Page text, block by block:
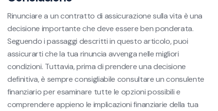
Rinunciare a un contratto di assicurazione sulla vita è una
decisione importante che deve essere ben ponderata.
Seguendo i passaggi descritti in questo articolo, puoi
assicurarti che la tua rinuncia avvenga nelle migliori
condizioni. Tuttavia, prima di prendere una decisione
definitiva, è sempre consigliabile consultare un consulente
finanziario per esaminare tutte le opzioni possibili e
comprendere appieno le implicazioni finanziarie della tua